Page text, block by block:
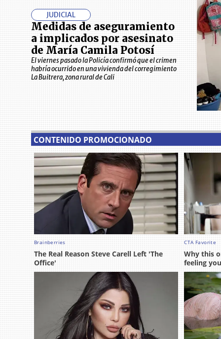
JUDICIAL
Medidas de aseguramiento
a implicados por asesinato
de María Camila Potosí
El viernes pasado la Policía confirmó que el crimen
habría ocurrido en una vivienda del corregimiento
La Buitrera, zona rural de Cali